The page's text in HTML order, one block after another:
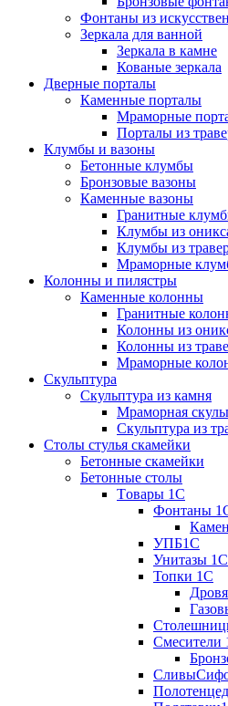
Фонтаны из
Зеркала для ванной
Зеркала в камне
Кованые зеркала
Дверные порталы
Каменные порталы
Мраморные
Порталы из
Клумбы и вазоны
Бетонные клумбы
Бронзовые вазоны
Каменные вазоны
Гранитные
Клумбы из
Клумбы из
Мраморные
Колонны и пилястры
Каменные колонны
Гранитные
Колонны из
Колонны из
Мраморные
Скульптура
Скульптура из камня
Мраморная
Скульптура из
Столы стулья скамейки
Бетонные скамейки
Бетонные столы
Tовары 1C
Фонтаны
УПБ1С
Унитазы 1С
Топки 1С
Смесители